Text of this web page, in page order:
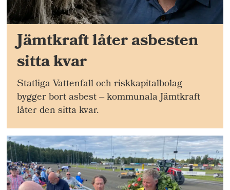
Jämtkraft låter asbesten
sitta kvar
Statliga Vattenfall och riskkapitalbolag
bygger bort asbest – kommunala Jämtkraft
låter den sitta kvar.